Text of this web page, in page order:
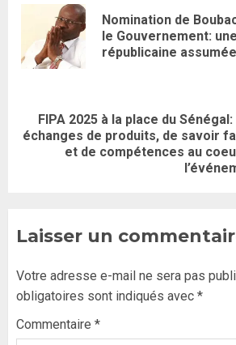
Nomination de
le Gouvernement:
républicaine assumée
FIPA 2025 à la place du Sénégal:
échanges de produits, de savoir
et de compétences au
Laisser un
Votre adresse e-mail ne sera pas
obligatoires sont indiqués avec *
Commentaire *